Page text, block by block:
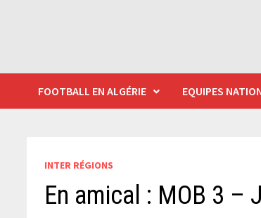
FOOTBALL EN ALGÉRIE EQUIPES
INTER RÉGIONS
En amical : MOB 3 –